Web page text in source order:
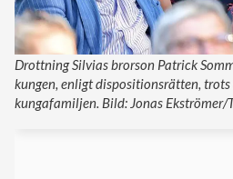
Drottning Silvias brorson Patrick
kungen, enligt dispositionsrätten,
kungafamiljen. Bild: Jonas Ekströmer/